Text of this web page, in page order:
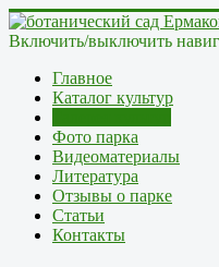
Включить/выключить
Главное
Каталог культур
Фото парка
Видеоматериалы
Литература
Отзывы о парке
Статьи
Контакты